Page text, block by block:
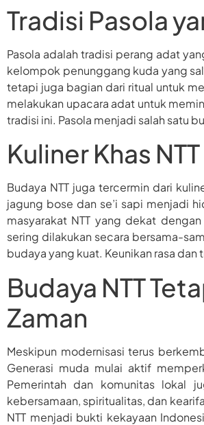
Tradisi Pasola
Pasola adalah tradisi perang adat
kelompok penunggang kuda yang
tetapi juga bagian dari ritual untuk
melakukan upacara adat untuk
tradisi ini. Pasola menjadi salah satu
Kuliner Khas
Budaya NTT juga tercermin dari
jagung bose dan se’i sapi menjadi
masyarakat NTT yang dekat
sering dilakukan secara bersama-
budaya yang kuat. Keunikan rasa
Budaya NTT
Zaman
Meskipun modernisasi terus
Generasi muda mulai aktif
Pemerintah dan komunitas lokal
kebersamaan, spiritualitas, dan
NTT menjadi bukti kekayaan